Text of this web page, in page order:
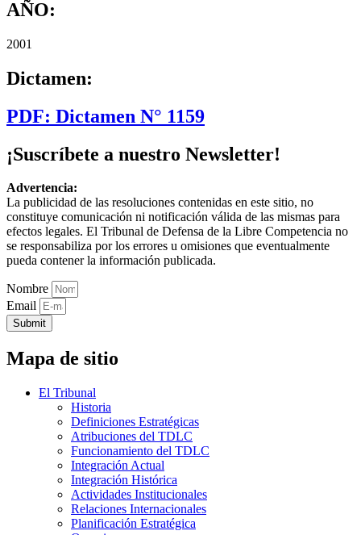
AÑO:
2001
Dictamen:
PDF: Dictamen N° 1159
¡Suscríbete a nuestro Newsletter!
Advertencia:
La publicidad de las resoluciones contenidas en este sitio, no
constituye comunicación ni notificación válida de las mismas para
efectos legales. El Tribunal de Defensa de la Libre Competencia no
se responsabiliza por los errores u omisiones que eventualmente
pueda contener la información publicada.
Nombre
Email
Submit
Mapa de sitio
El Tribunal
Historia
Definiciones Estratégicas
Atribuciones del TDLC
Funcionamiento del TDLC
Integración Actual
Integración Histórica
Actividades Institucionales
Relaciones Internacionales
Planificación Estratégica